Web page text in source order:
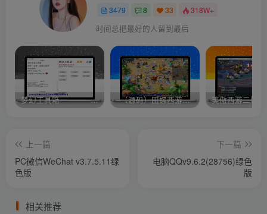
3479 8 33 318W+
时间总把最好的人留到最后
梦幻工具箱————-免费 –（源码）田螺西游9.0 假人摆摊18门派飞升渡劫化圣助战最新BB谛听…. 笑傲西游二版-
上一篇
PC微信WeChat v3.7.5.11绿
色版
下一篇
电脑QQv9.6.2(28756)绿色
版
相关推荐